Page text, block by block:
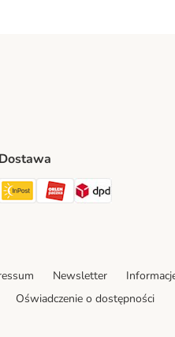
MethodMethod
Dostawa
InPost Shipping Method
ORLEN Paczka.
Newsletter
Oświadczenie o dostępności